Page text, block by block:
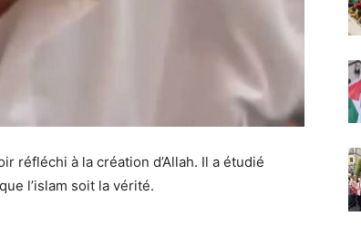
réfléchi à la création d’Allah. Il a étudié
l’islam soit la vérité.